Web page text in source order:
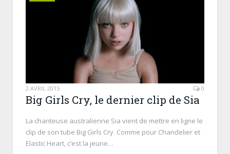
2 AVRIL 2015 0
Big Girls Cry, le dernier clip de Sia
La chanteuse australienne Sia vient de mettre en ligne le
clip de son tube Big Girls Cry. Comme pour Chandelier et
Elastic Heart, c’est la jeune…